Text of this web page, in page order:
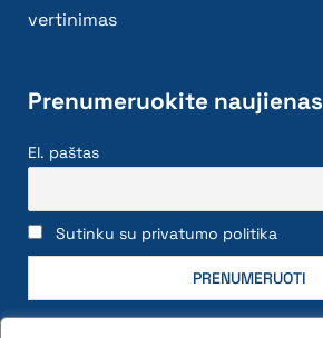
vertinimas
Prenumeruokite naujienas
El. paštas
Sutinku su privatumo politika